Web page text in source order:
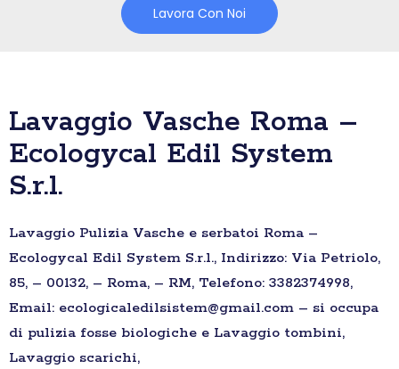
Lavora Con Noi
Lavaggio Vasche Roma –
Ecologycal Edil System
S.r.l.
Lavaggio Pulizia Vasche e serbatoi Roma –
Ecologycal Edil System S.r.l., Indirizzo: Via Petriolo,
85, – 00132, – Roma, – RM, Telefono: 3382374998,
Email: ecologicaledilsistem@gmail.com – si occupa
di pulizia fosse biologiche e Lavaggio tombini,
Lavaggio scarichi,